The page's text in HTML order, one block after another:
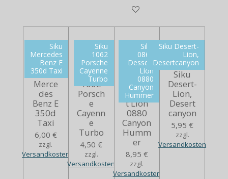
Siku
Mercedes
Benz E
350d Taxi
Siku
Merce
des
Benz E
350d
Taxi
6,00 €
zzgl.
Versandkosten
Siku
1062
Porsche
Cayenne
Turbo
Siku
1062
Porsch
e
Cayenn
e
Turbo
4,50 €
zzgl.
Versandkosten
Siku
0869
Dessert
Lion
0880
Canyon
Hummer
Siku
0869
Desser
t Lion
0880
Canyon
Humm
er
8,95 €
zzgl.
Versandkosten
Siku Desert-
Lion,
Desertcanyon
Siku
Desert-
Lion,
Desert
canyon
5,95 €
zzgl.
Versandkosten